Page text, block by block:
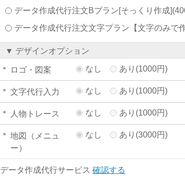
データ作成代行注文Bプラン[そっくり作成]
データ作成代行注文文字プラン【文字のみで作
▼ デザインオプション
ロゴ・図案 なし あり(1000円)
文字代行入力 なし あり(1000円)
人物トレース なし あり(1000円)
地図（メニュ
ー）
なし あり(3000円)
データ作成代行サービス 確認する